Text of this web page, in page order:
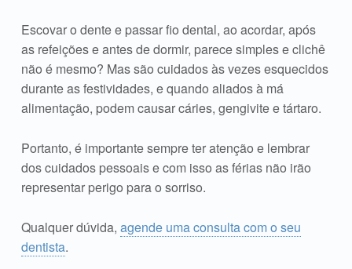
Escovar o dente e passar fio dental, ao acordar, após
as refeições e antes de dormir, parece simples e clichê
não é mesmo? Mas são cuidados às vezes esquecidos
durante as festividades, e quando aliados à má
alimentação, podem causar cáries, gengivite e tártaro.
Portanto, é importante sempre ter atenção e lembrar
dos cuidados pessoais e com isso as férias não irão
representar perigo para o sorriso.
Qualquer dúvida, agende uma consulta com o seu
dentista.